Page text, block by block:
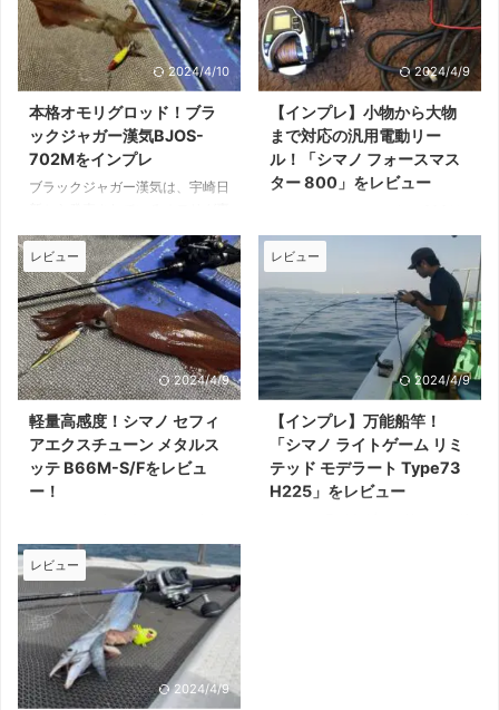
2024/4/10
本格オモリグロッド！ブラ
ックジャガー漢気BJOS-
702Mをインプレ
ブラックジャガー漢気は、宇崎日
用ロッドです。 30号以上のオモ
リがバンバンシャクれるバットパ
ワーを備え、大剣と不安なくやり
とりができる専用ロッドとして、
設計開発されました。 実売価格
は4万円前後、発売以来売れ続け
ている人気モデルです。 本記事
では、筆者が実際に使用したブラ
ックジャガー漢気BJOS-702Mの
使用感をお届けします。 目次宇
崎日新製のオモリグロッドブラッ
クジャガー漢気の特徴ブラックジ
ャガー漢気 BJOS-702Mのイン
BJOS-702Mの ...
2024/4/9
【インプレ】小物から大物
まで対応の汎用電動リー
ル！「シマノ フォースマス
ター 800」をレビュー
400番から2000番までの守備範
囲をカバーすることをテーマに設
計された中型の電動リールです。
手持ちでも対応できる軽量さと強
い巻上げ力で汎用性は高く、
2015年に発売されて以来人気も
かなり高め。 本記事では筆者も
使用しているフォースマスター
800を使ってみた印象をまとめて
みましたので、購入を検討されて
いる方はぜひ参考にしてくださ
い。 目次フォースマスター 800
のスペックフォースマスター
レビュー
2024/4/9
軽量高感度！シマノ セフィ
アエクスチューン メタルス
ッテ B66M-S/Fをレビュ
ー！
スッテは、シマノ製イカメタルロ
ッドのハイエンドモデルです。
セフィアSSの上位モデルで、高
い基本性能を備えた本格的なスペ
ックが好評！ 本記事では、元釣
具屋の筆者がセフィアエクスチュ
ーン メタルスッテ B66M-S/Fを
使用してみた印象をお届けしま
レビュー
2024/4/9
【インプレ】万能船竿！
「シマノ ライトゲーム リミ
テッド モデラート Type73
H225」をレビュー
レビュー
2024/4/9